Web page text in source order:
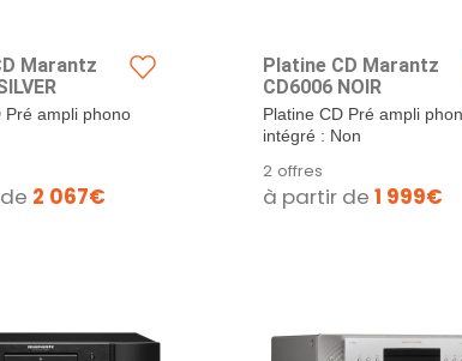
Marantz
Pré ampli phono
2 067€
Platine CD Marantz
CD6006 NOIR
Platine CD Pré ampli
intégré : Non
2 offres
à partir de 1 999€